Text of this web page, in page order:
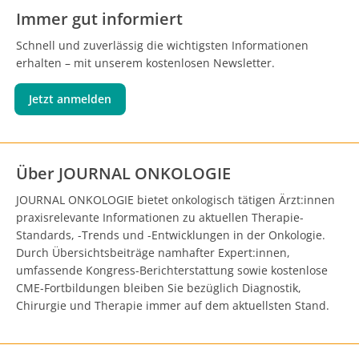
Immer gut informiert
Schnell und zuverlässig die wichtigsten Informationen
erhalten – mit unserem kostenlosen Newsletter.
Jetzt anmelden
Über JOURNAL ONKOLOGIE
JOURNAL ONKOLOGIE bietet onkologisch tätigen Ärzt:innen
praxisrelevante Informationen zu aktuellen Therapie-
Standards, -Trends und -Entwicklungen in der Onkologie.
Durch Übersichtsbeiträge namhafter Expert:innen,
umfassende Kongress-Berichterstattung sowie kostenlose
CME-Fortbildungen bleiben Sie bezüglich Diagnostik,
Chirurgie und Therapie immer auf dem aktuellsten Stand.